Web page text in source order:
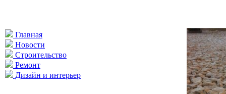
Главная
Новости
Строительство
Ремонт
Дизайн и интерьер